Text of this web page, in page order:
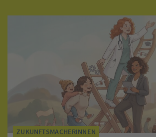
ZUKUNFTSMACHERINNEN